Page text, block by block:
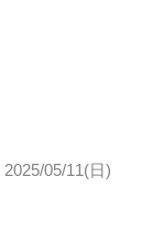
2025/05/11(日)